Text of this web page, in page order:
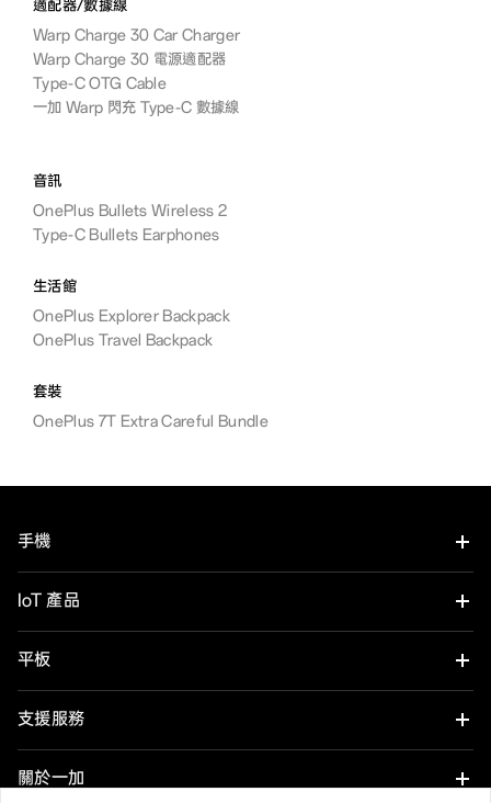
適配器/數據線
Warp Charge 30 Car Charger
Warp Charge 30 電源適配器
Type-C OTG Cable
一加 Warp 閃充 Type-C 數據線
音訊
OnePlus Bullets Wireless 2
Type-C Bullets Earphones
生活館
OnePlus Explorer Backpack
OnePlus Travel Backpack
套裝
OnePlus 7T Extra Careful Bundle
手機
OnePlus Nord 6
OnePlus Nord CE6
OnePlus 15R
IoT 產品
Oneplus Nord Buds 4
OnePlus Watch 4
平板
OnePlus Pad 4
OnePlus Pad Go 2
支援服務
用戶手冊
關於一加